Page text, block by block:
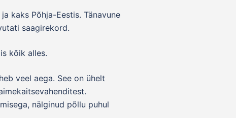
kaks Põhja-Eestis. Tänavune
saagirekord.
kõik alles.
veel aega. See on ühelt
nälginud põllu puhul